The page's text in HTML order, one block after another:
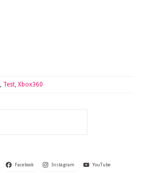
Test Xbox360
Facebook Instagram YouTube